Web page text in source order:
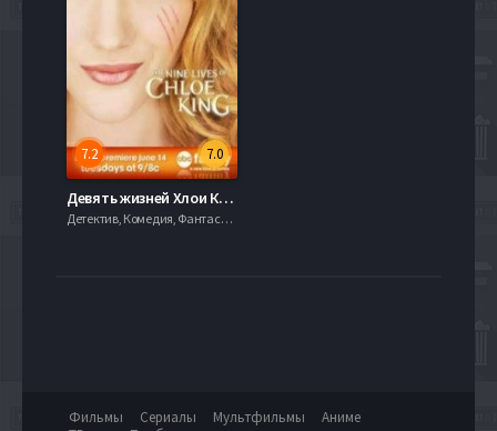
7.0
7.2
Девять жизней Хлои Кинг (1 сезон)
Детектив, Комедия, Фантастика, 720hd, mobilen,
Фильмы Сериалы Мультфильмы
Аниме